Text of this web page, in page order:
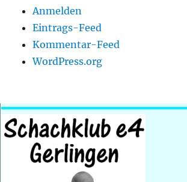
Anmelden
Eintrags-Feed
Kommentar-Feed
WordPress.org